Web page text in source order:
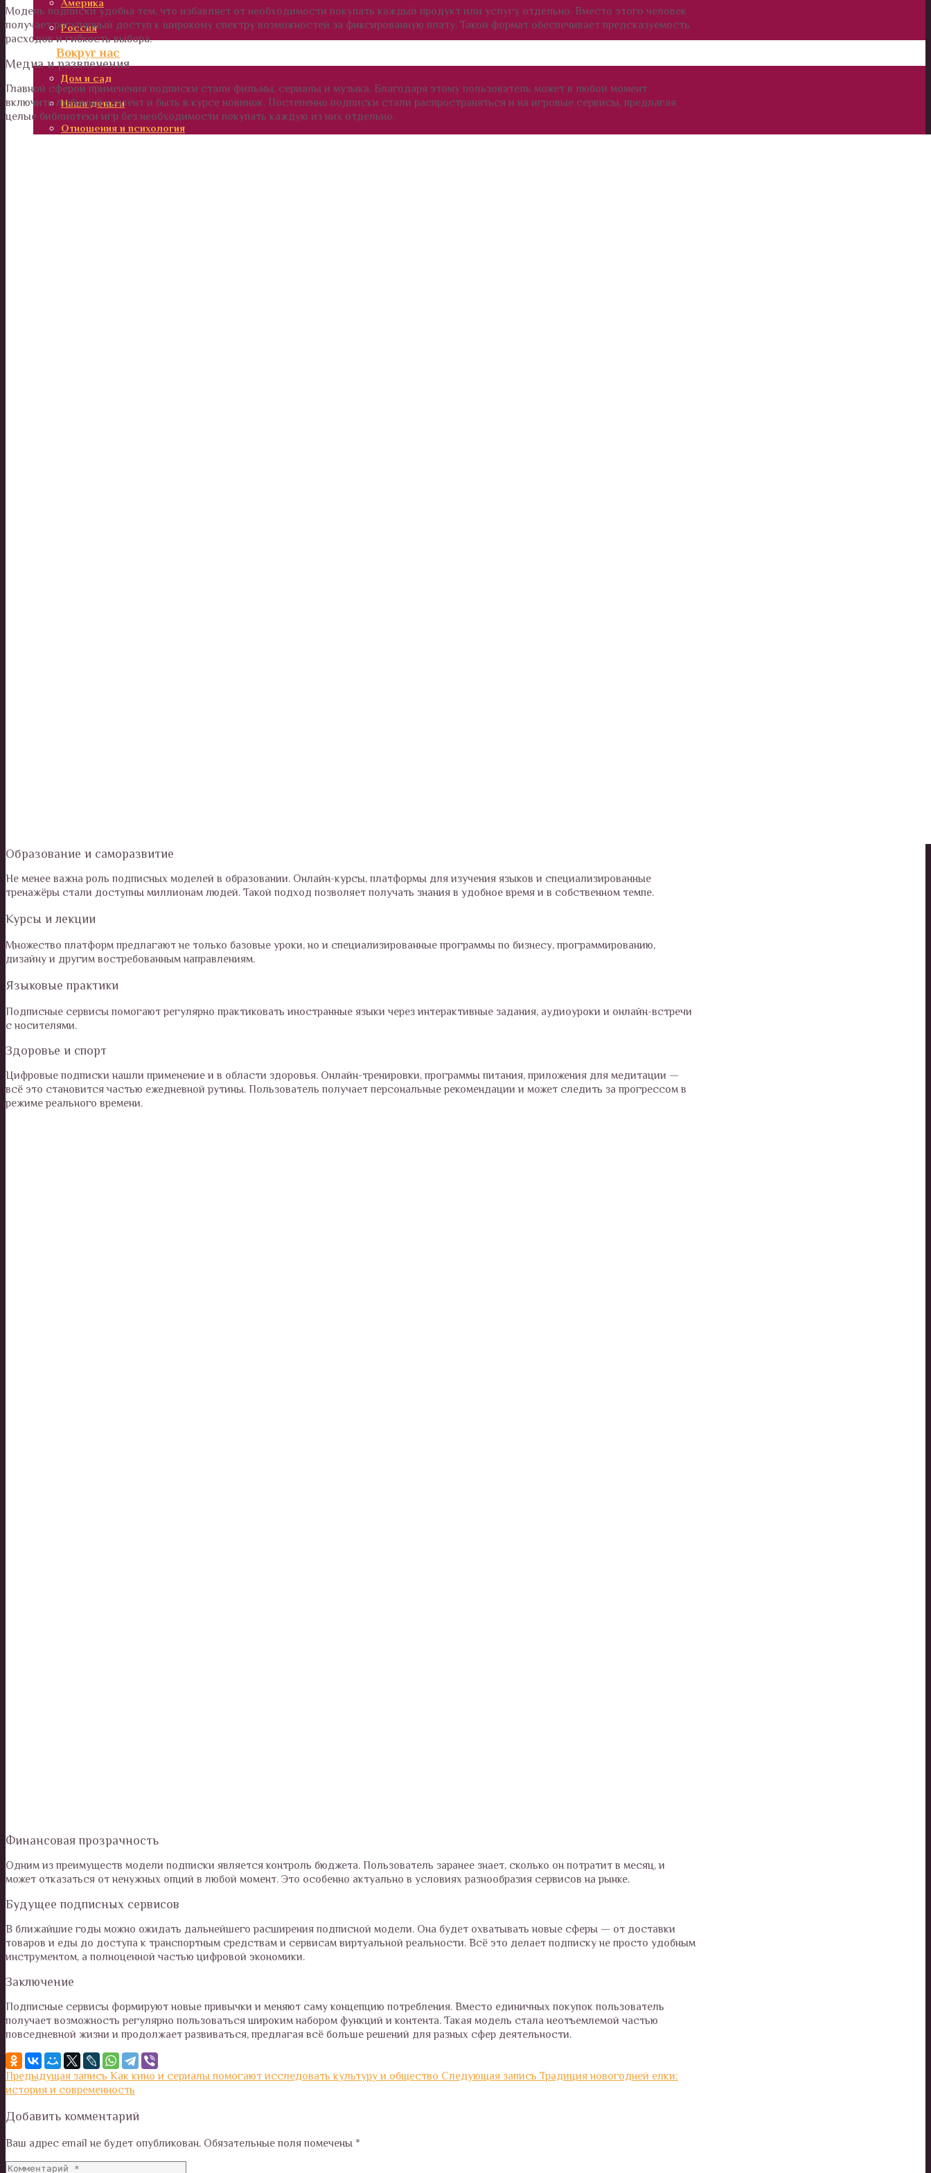
Америка
Россия
Вокруг нас
Дом и сад
Наши деньги
Отношения и психология
Модель подписки удобна тем, что избавляет от необходимости покупать каждый продукт или услугу отдельно. Вместо этого человек
получает регулярный доступ к широкому спектру возможностей за фиксированную плату. Такой формат обеспечивает предсказуемость
расходов и гибкость выбора.
Медиа и развлечения
Главной сферой применения подписки стали фильмы, сериалы и музыка. Благодаря этому пользователь может в любой момент
включить любимый контент и быть в курсе новинок. Постепенно подписки стали распространяться и на игровые сервисы, предлагая
целые библиотеки игр без необходимости покупать каждую из них отдельно.
Образование и саморазвитие
Не менее важна роль подписных моделей в образовании. Онлайн-курсы, платформы для изучения языков и специализированные
тренажёры стали доступны миллионам людей. Такой подход позволяет получать знания в удобное время и в собственном темпе.
Курсы и лекции
Множество платформ предлагают не только базовые уроки, но и специализированные программы по бизнесу, программированию,
дизайну и другим востребованным направлениям.
Языковые практики
Подписные сервисы помогают регулярно практиковать иностранные языки через интерактивные задания, аудиоуроки и онлайн-встречи
с носителями.
Здоровье и спорт
Цифровые подписки нашли применение и в области здоровья. Онлайн-тренировки, программы питания, приложения для медитации —
всё это становится частью ежедневной рутины. Пользователь получает персональные рекомендации и может следить за прогрессом в
режиме реального времени.
Финансовая прозрачность
Одним из преимуществ модели подписки является контроль бюджета. Пользователь заранее знает, сколько он потратит в месяц, и
может отказаться от ненужных опций в любой момент. Это особенно актуально в условиях разнообразия сервисов на рынке.
Будущее подписных сервисов
В ближайшие годы можно ожидать дальнейшего расширения подписной модели. Она будет охватывать новые сферы — от доставки
товаров и еды до доступа к транспортным средствам и сервисам виртуальной реальности. Всё это делает подписку не просто удобным
инструментом, а полноценной частью цифровой экономики.
Заключение
Подписные сервисы формируют новые привычки и меняют саму концепцию потребления. Вместо единичных покупок пользователь
получает возможность регулярно пользоваться широким набором функций и контента. Такая модель стала неотъемлемой частью
повседневной жизни и продолжает развиваться, предлагая всё больше решений для разных сфер деятельности.
Предыдущая запись Как кино и сериалы помогают исследовать культуру и общество Следующая запись Традиция новогодней елки:
история и современность
Добавить комментарий
Ваш адрес email не будет опубликован. Обязательные поля помечены *